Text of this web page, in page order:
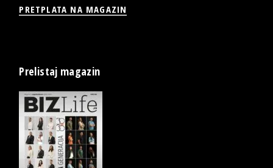
PRETPLATA NA MAGAZIN
Prelistaj magazin